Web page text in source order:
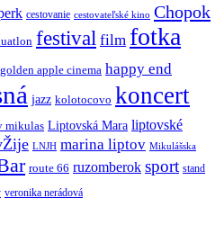
cestovanie cestovateľské kino Chopok
festival film fotka
golden apple cinema happy end
jazz kolotocovo koncert
mikulas Liptovská Mara liptovské
LNJH marina liptov Mikulášska
route 66 ruzomberok sport stand
veronika nerádová